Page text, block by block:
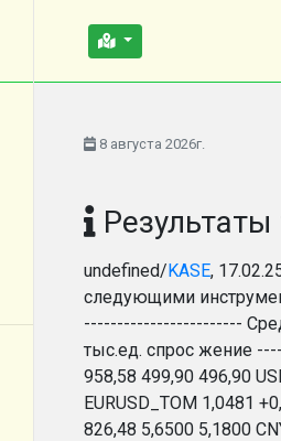
8 августа 2026г.
undefined/KASE,
следующими
------------------------
тыс.ед. спрос жение
958,58 499,90 496,90
EURUSD_TOM 1,0481
826,48 5,6500 5,1800